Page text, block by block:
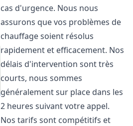
cas d'urgence. Nous nous
assurons que vos problèmes de
chauffage soient résolus
rapidement et efficacement. Nos
délais d'intervention sont très
courts, nous sommes
généralement sur place dans les
2 heures suivant votre appel.
Nos tarifs sont compétitifs et